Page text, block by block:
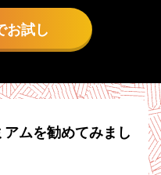
お試し
ムを勧めてみまし